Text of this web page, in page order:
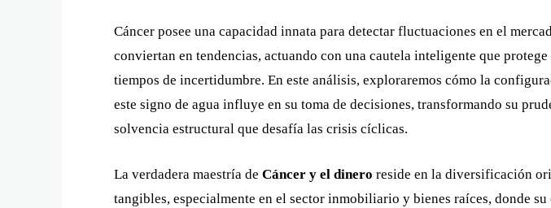
Cáncer posee una capacidad innata para detectar fluctuaciones en el
conviertan en tendencias, actuando con una cautela inteligente que
tiempos de incertidumbre. En este análisis, exploraremos cómo la
este signo de agua influye en su toma de decisiones, transformando su
solvencia estructural que desafía las crisis cíclicas.
La verdadera maestría de Cáncer y el dinero reside en la diversificación
tangibles, especialmente en el sector inmobiliario y bienes raíces, donde